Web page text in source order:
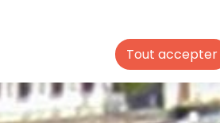
Tout accepter